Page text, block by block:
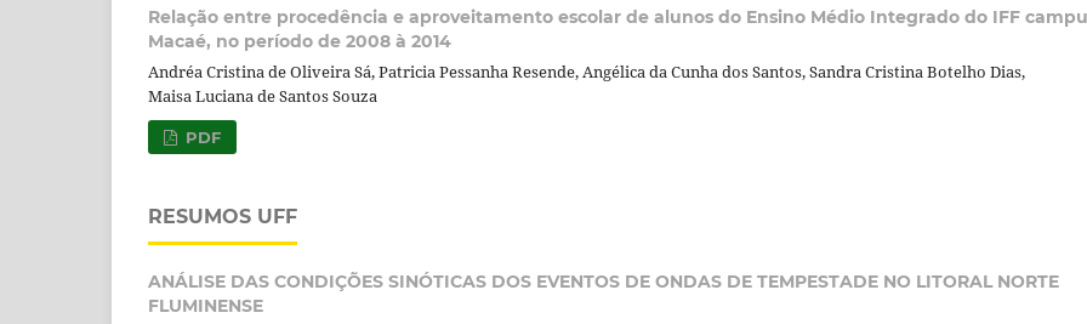
Relação entre procedência e aproveitamento escolar de alunos do Ensino Médio Integrado do IFF
Macaé, no período de 2008 à 2014
Andréa Cristina de Oliveira Sá, Patricia Pessanha Resende, Angélica da Cunha dos Santos, Sandra Cristina Botelho Dias,
Maisa Luciana de Santos Souza
PDF
RESUMOS UFF
ANÁLISE DAS CONDIÇÕES SINÓTICAS DOS EVENTOS DE ONDAS DE TEMPESTADE NO LITORAL NORTE
FLUMINENSE